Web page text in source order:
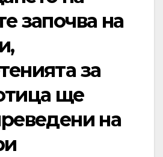
започва на
за
ще
на